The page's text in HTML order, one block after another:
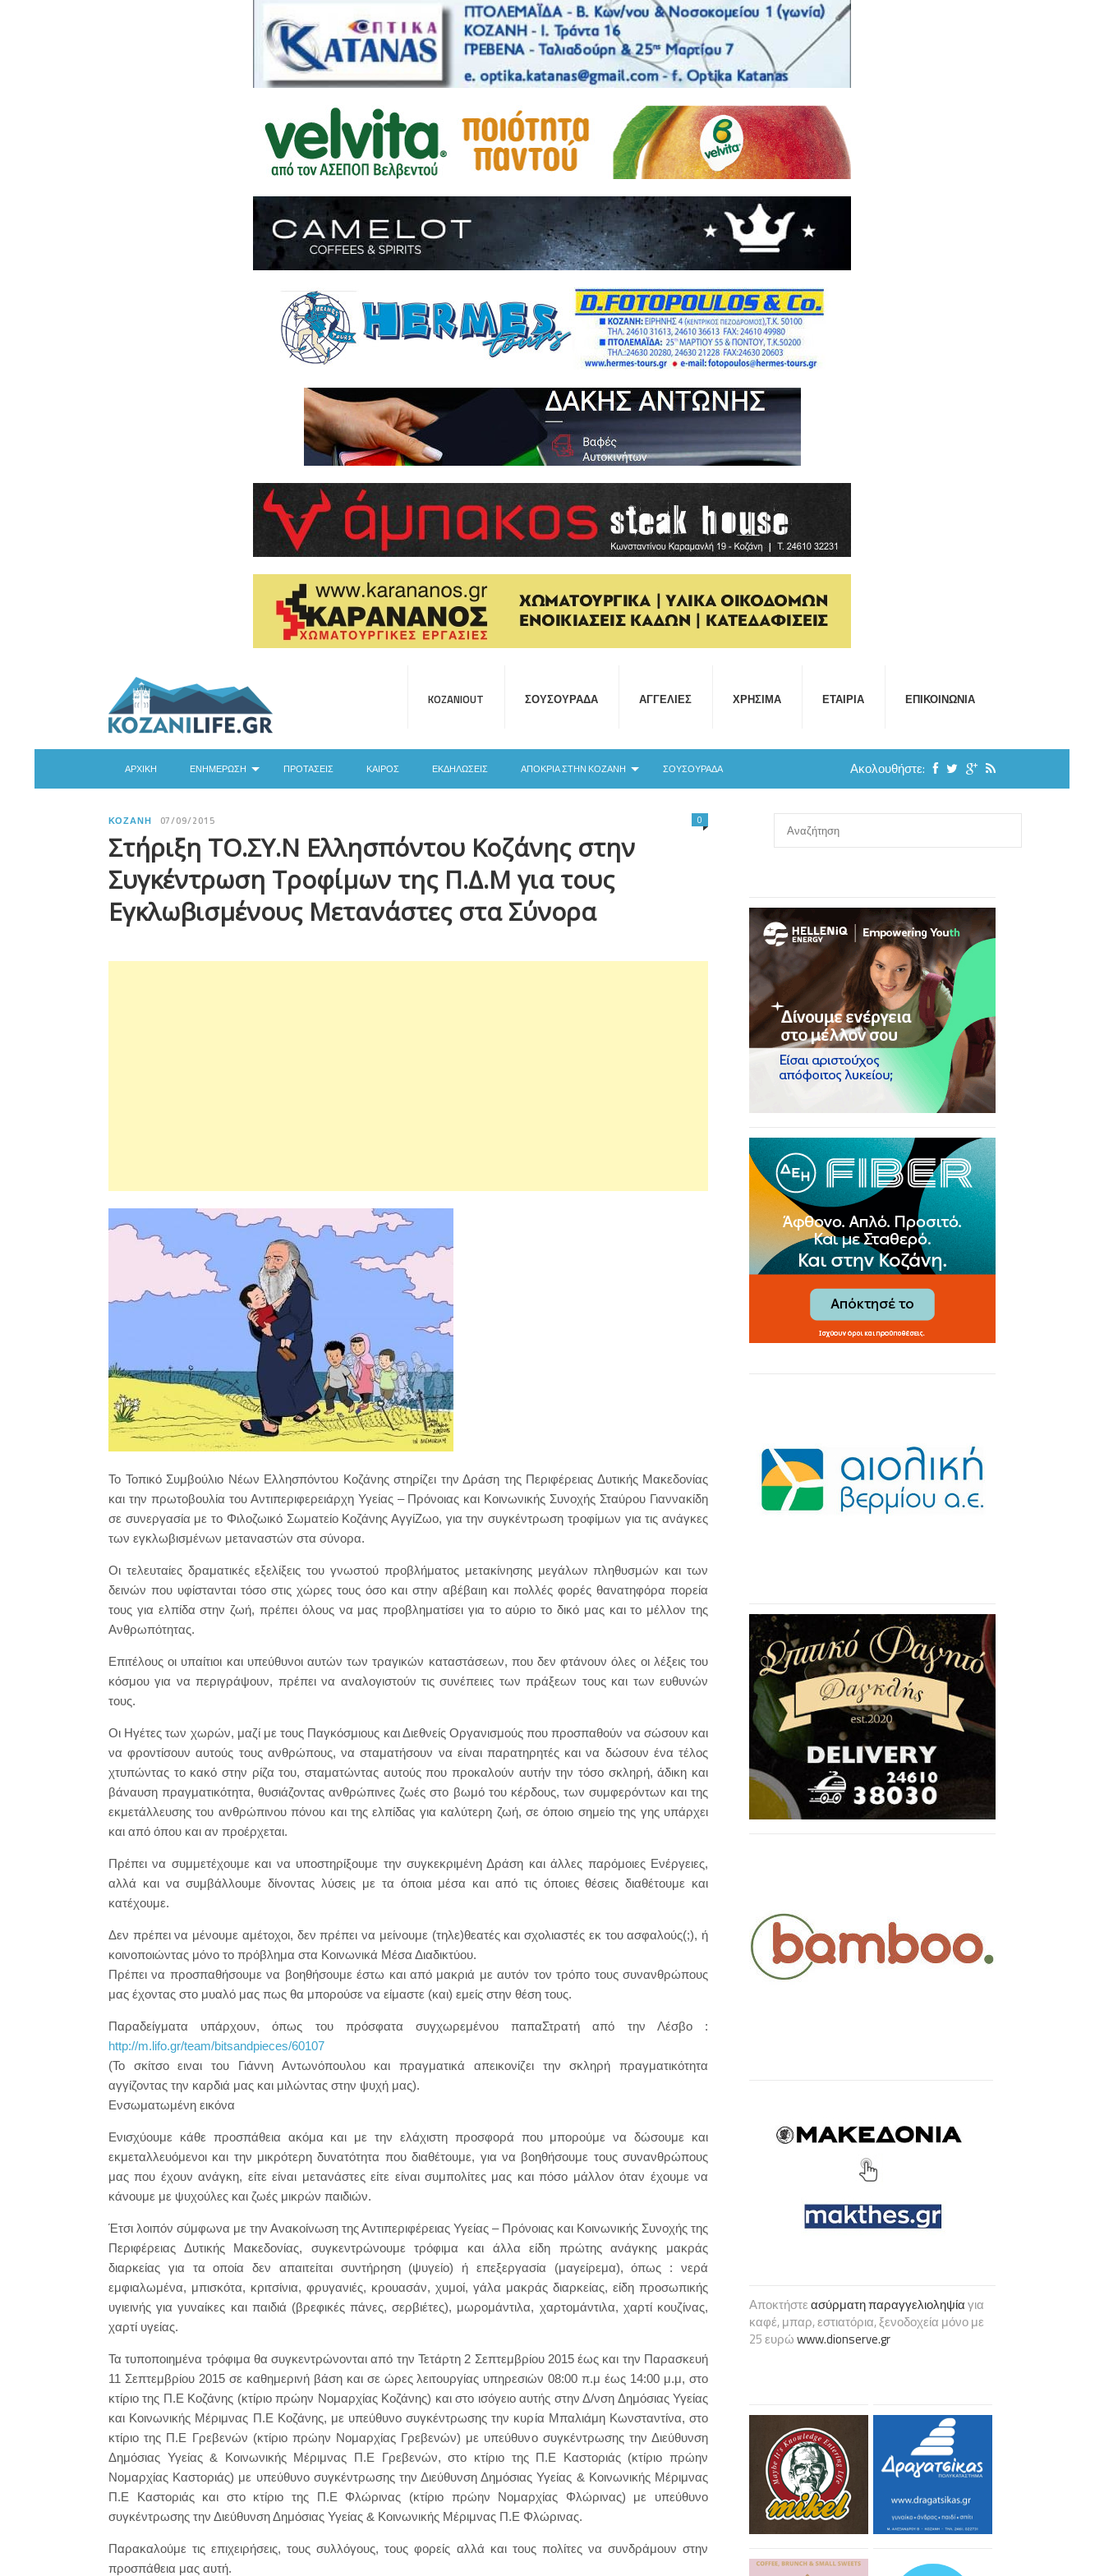
KOZANIOUT ΣΟΥΣΟΥΡΆΔΑ ΑΓΓΕΛΊΕΣ ΧΡΉΣΙΜΑ ΕΤΑΙΡΊΑ ΕΠΙΚΟΙΝΩΝΊΑ
ΑΡΧΙΚΉ ΕΝΗΜΈΡΩΣΗ ΠΡΟΤΆΣΕΙΣ ΚΑΙΡΌΣ ΕΚΔΗΛΏΣΕΙΣ ΑΠΟΚΡΙΆ ΣΤΗΝ ΚΟΖΆΝΗ ΣΟΥΣΟΥΡΆΔΑ Ακολουθήστε:
ΚΟΖΆΝΗ 07/09/2015
Στήριξη ΤΟ.ΣΥ.Ν Ελλησπόντου Κοζάνης στην
Συγκέντρωση Τροφίμων της Π.Δ.Μ για τους
Εγκλωβισμένους Μετανάστες στα Σύνορα
0
Το Τοπικό Συμβούλιο Νέων Ελλησπόντου Κοζάνης στηρίζει την Δράση της Περιφέρειας Δυτικής Μακεδονίας
και την πρωτοβουλία του Αντιπεριφερειάρχη Υγείας – Πρόνοιας και Κοινωνικής Συνοχής Σταύρου Γιαννακίδη
σε συνεργασία με το Φιλοζωικό Σωματείο Κοζάνης ΑγγίΖωο, για την συγκέντρωση τροφίμων για τις ανάγκες
των εγκλωβισμένων μεταναστών στα σύνορα.
Οι τελευταίες δραματικές εξελίξεις του γνωστού προβλήματος μετακίνησης μεγάλων πληθυσμών και των
δεινών που υφίστανται τόσο στις χώρες τους όσο και στην αβέβαιη και πολλές φορές θανατηφόρα πορεία
τους για ελπίδα στην ζωή, πρέπει όλους να μας προβληματίσει για το αύριο το δικό μας και το μέλλον της
Ανθρωπότητας.
Επιτέλους οι υπαίτιοι και υπεύθυνοι αυτών των τραγικών καταστάσεων, που δεν φτάνουν όλες οι λέξεις του
κόσμου για να περιγράψουν, πρέπει να αναλογιστούν τις συνέπειες των πράξεων τους και των ευθυνών
τους.
Οι Ηγέτες των χωρών, μαζί με τους Παγκόσμιους και Διεθνείς Οργανισμούς που προσπαθούν να σώσουν και
να φροντίσουν αυτούς τους ανθρώπους, να σταματήσουν να είναι παρατηρητές και να δώσουν ένα τέλος
χτυπώντας το κακό στην ρίζα του, σταματώντας αυτούς που προκαλούν αυτήν την τόσο σκληρή, άδικη και
βάναυση πραγματικότητα, θυσιάζοντας ανθρώπινες ζωές στο βωμό του κέρδους, των συμφερόντων και της
εκμετάλλευσης του ανθρώπινου πόνου και της ελπίδας για καλύτερη ζωή, σε όποιο σημείο της γης υπάρχει
και από όπου και αν προέρχεται.
Πρέπει να συμμετέχουμε και να υποστηρίξουμε την συγκεκριμένη Δράση και άλλες παρόμοιες Ενέργειες,
αλλά και να συμβάλλουμε δίνοντας λύσεις με τα όποια μέσα και από τις όποιες θέσεις διαθέτουμε και
κατέχουμε.
Δεν πρέπει να μένουμε αμέτοχοι, δεν πρέπει να μείνουμε (τηλε)θεατές και σχολιαστές εκ του ασφαλούς(;), ή
κοινοποιώντας μόνο το πρόβλημα στα Κοινωνικά Μέσα Διαδικτύου.
Πρέπει να προσπαθήσουμε να βοηθήσουμε έστω και από μακριά με αυτόν τον τρόπο τους συνανθρώπους
μας έχοντας στο μυαλό μας πως θα μπορούσε να είμαστε (και) εμείς στην θέση τους.
Παραδείγματα υπάρχουν, όπως του πρόσφατα συγχωρεμένου παπαΣτρατή από την Λέσβο :
http://m.lifo.gr/team/bitsandpieces/60107
(Το σκίτσο ειναι του Γιάννη Αντωνόπουλου και πραγματικά απεικονίζει την σκληρή πραγματικότητα
αγγίζοντας την καρδιά μας και μιλώντας στην ψυχή μας).
Ενσωματωμένη εικόνα
Ενισχύουμε κάθε προσπάθεια ακόμα και με την ελάχιστη προσφορά που μπορούμε να δώσουμε και
εκμεταλλευόμενοι και την μικρότερη δυνατότητα που διαθέτουμε, για να βοηθήσουμε τους συνανθρώπους
μας που έχουν ανάγκη, είτε είναι μετανάστες είτε είναι συμπολίτες μας και πόσο μάλλον όταν έχουμε να
κάνουμε με ψυχούλες και ζωές μικρών παιδιών.
Έτσι λοιπόν σύμφωνα με την Ανακοίνωση της Αντιπεριφέρειας Υγείας – Πρόνοιας και Κοινωνικής Συνοχής της
Περιφέρειας Δυτικής Μακεδονίας, συγκεντρώνουμε τρόφιμα και άλλα είδη πρώτης ανάγκης μακράς
διαρκείας για τα οποία δεν απαιτείται συντήρηση (ψυγείο) ή επεξεργασία (μαγείρεμα), όπως : νερά
εμφιαλωμένα, μπισκότα, κριτσίνια, φρυγανιές, κρουασάν, χυμοί, γάλα μακράς διαρκείας, είδη προσωπικής
υγιεινής για γυναίκες και παιδιά (βρεφικές πάνες, σερβιέτες), μωρομάντιλα, χαρτομάντιλα, χαρτί κουζίνας,
χαρτί υγείας.
Τα τυποποιημένα τρόφιμα θα συγκεντρώνονται από την Τετάρτη 2 Σεπτεμβρίου 2015 έως και την Παρασκευή
11 Σεπτεμβρίου 2015 σε καθημερινή βάση και σε ώρες λειτουργίας υπηρεσιών 08:00 π.μ έως 14:00 μ.μ, στο
κτίριο της Π.Ε Κοζάνης (κτίριο πρώην Νομαρχίας Κοζάνης) και στο ισόγειο αυτής στην Δ/νση Δημόσιας Υγείας
και Κοινωνικής Μέριμνας Π.Ε Κοζάνης, με υπεύθυνο συγκέντρωσης την κυρία Μπαλιάμη Κωνσταντίνα, στο
κτίριο της Π.Ε Γρεβενών (κτίριο πρώην Νομαρχίας Γρεβενών) με υπεύθυνο συγκέντρωσης την Διεύθυνση
Δημόσιας Υγείας & Κοινωνικής Μέριμνας Π.Ε Γρεβενών, στο κτίριο της Π.Ε Καστοριάς (κτίριο πρώην
Νομαρχίας Καστοριάς) με υπεύθυνο συγκέντρωσης την Διεύθυνση Δημόσιας Υγείας & Κοινωνικής Μέριμνας
Π.Ε Καστοριάς και στο κτίριο της Π.Ε Φλώρινας (κτίριο πρώην Νομαρχίας Φλώρινας) με υπεύθυνο
συγκέντρωσης την Διεύθυνση Δημόσιας Υγείας & Κοινωνικής Μέριμνας Π.Ε Φλώρινας.
Παρακαλούμε τις επιχειρήσεις, τους συλλόγους, τους φορείς αλλά και τους πολίτες να συνδράμουν στην
προσπάθεια μας αυτή.
Αποκτήστεασύρματη παραγγελιοληψίαγια
καφέ, μπαρ, εστιατόρια, ξενοδοχεία μόνο με
25 ευρώwww.dionserve.gr